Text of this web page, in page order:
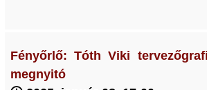
Fényőrlő: Tóth Viki
megnyitó